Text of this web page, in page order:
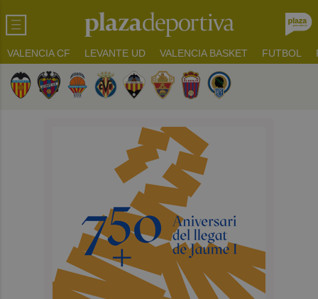
VALENCIA CF LEVANTE UD VALENCIA BASKET FUTBOL